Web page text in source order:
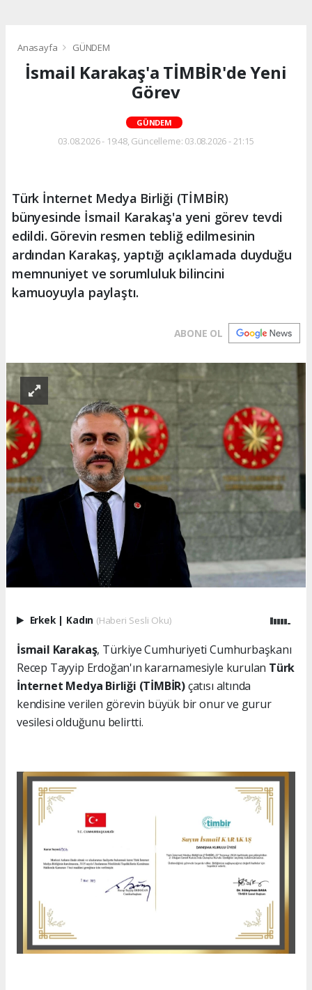
Anasayfa GÜNDEM
İsmail Karakaş'a TİMBİR'de Yeni
Görev
GÜNDEM
03.08.2026 - 19:48, Güncelleme: 03.08.2026 - 21:15
Türk İnternet Medya Birliği (TİMBİR)
bünyesinde İsmail Karakaş'a yeni görev tevdi
edildi. Görevin resmen tebliğ edilmesinin
ardından Karakaş, yaptığı açıklamada duyduğu
memnuniyet ve sorumluluk bilincini
kamuoyuyla paylaştı.
ABONE OL
Erkek | Kadın (Haberi Sesli Oku)
İsmail Karakaş, Türkiye Cumhuriyeti Cumhurbaşkanı
Recep Tayyip Erdoğan'ın kararnamesiyle kurulan Türk
İnternet Medya Birliği (TİMBİR)çatısı altında
kendisine verilen görevin büyük bir onur ve gurur
vesilesi olduğunu belirtti.